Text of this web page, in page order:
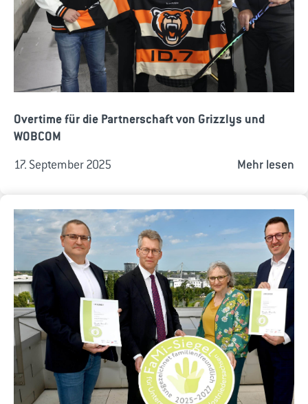
Overtime für die Partnerschaft von Grizzlys und
WOBCOM
17. September 2025 Mehr lesen